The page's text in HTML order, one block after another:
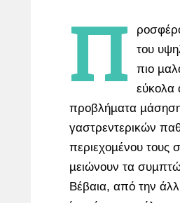
Π
του
πιο
εύκολα
προβλήµατα
γαστρεντερικών
περιεχοµένου τους
µειώνουν τα
Βέβαια, από την